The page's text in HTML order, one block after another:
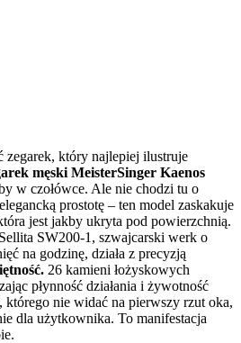
zegarek, który najlepiej ilustruje
męski MeisterSinger Kaenos
w czołówce. Ale nie chodzi tu o
prostotę – ten model zaskakuje
jest jakby ukryta pod powierzchnią.
SW200-1, szwajcarski werk o
na godzinę, działa z precyzją
26 kamieni łożyskowych
płynność działania i żywotność
którego nie widać na pierwszy rzut oka,
dla użytkownika. To manifestacja